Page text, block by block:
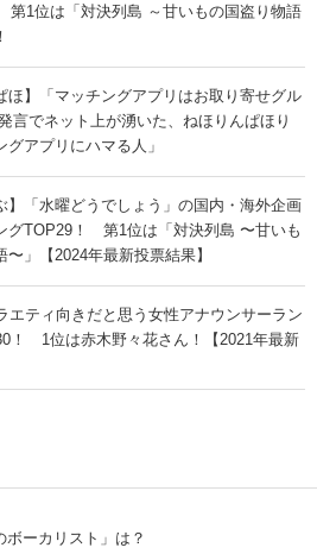
1位は「対決列島 ～甘いもの国盗り物語
ほ】「マッチングアプリはお取り寄せグル
言でネット上が湧いた、ねほりんぱほり
グアプリにハマる人」
】「水曜どうでしょう」の国内・海外企画
グTOP29！ 第1位は「対決列島 〜甘いも
〜」【2024年最新投票結果】
エティ向きだと思う女性アナウンサーラン
！ 1位は赤木野々花さん！【2021年最新
ーカリスト」は？